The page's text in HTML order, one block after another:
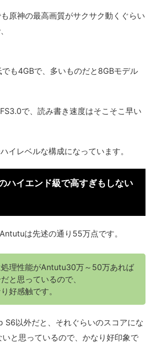
原神の最高画質がサクサク動くぐらい
でも4GBで、多いものだと8GBモデル
で、読み書き速度はそこそこ早い
イレベルな構成になっています。
ハイエンド級で高すぎもしない
は先述の通り55万点です。
理性能がAntutu30万～50万あれば
と思っているので、
好感触です。
S6以外だと、それぐらいのスコアにな
と思っているので、かなり好印象で